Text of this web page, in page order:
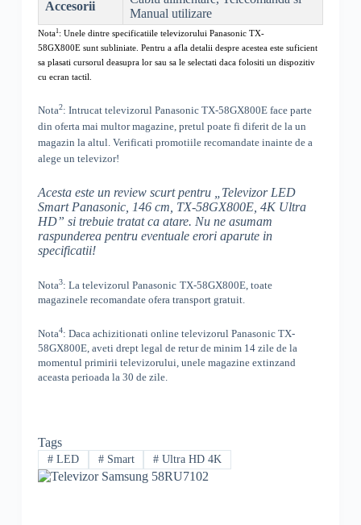
Accesorii
Manual utilizare
Nota1: Unele dintre specificatiile televizorului Panasonic TX-
58GX800Esunt subliniate. Pentru a afla detalii despre acestea este suficient
sa plasati cursorul deasupra lor sau sa le selectati daca folositi un dispozitiv
cu ecran tactil.
Nota2: Intrucat televizorul Panasonic TX-58GX800Eface parte
din oferta mai multor magazine, pretul poate fi diferit de la un
magazin la altul . Verificati promotiile recomandate inainte de a
alege un televizor!
Acesta este un review scurt pentru „ Televizor LED
Smart Panasonic, 146 cm, TX-58GX800E, 4K Ultra
HD” si trebuie tratat ca atare. Nu ne asumam
raspunderea pentru eventuale erori aparute in
specificatii!
Nota3: La televizorul Panasonic TX-58GX800E, toate
magazinele recomandate ofera transport gratuit.
Nota4: Daca achizitionati online televizorul Panasonic TX-
58GX800E, aveti drept legal de retur de minim 14 zile de la
momentul primirii televizorului, unele magazine extinzand
aceasta perioada la 30 de zile.
Tags
#LED #Smart # Ultra HD 4K